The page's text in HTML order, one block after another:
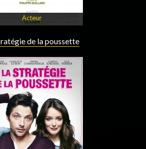
Acteur
de la poussette